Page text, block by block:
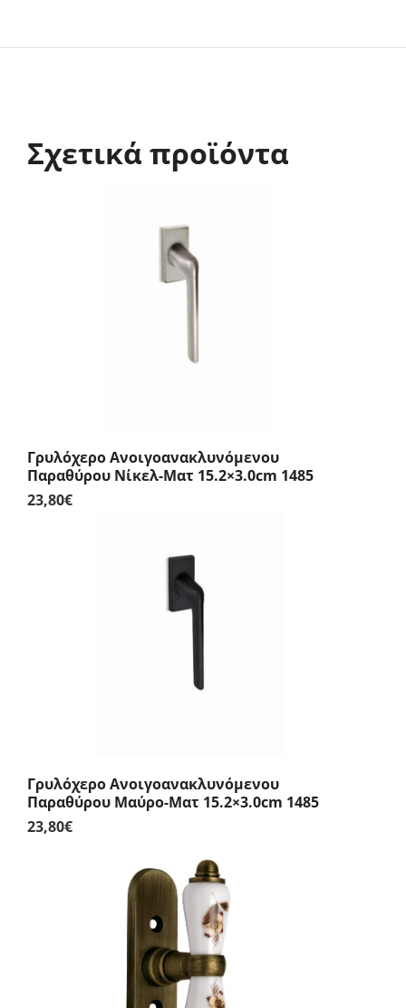
Σχετικά προϊόντα
Γρυλόχερο Ανοιγοανακλυνόμενου
Παραθύρου Νίκελ-Ματ 15.2×3.0cm 1485
23,80€
Γρυλόχερο Ανοιγοανακλυνόμενου
Παραθύρου Μαύρο-Ματ 15.2×3.0cm 1485
23,80€